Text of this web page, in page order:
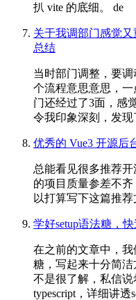
扒 vite 的底细。 de
关于我调部门感觉
总结
当时部门调整，要
个流程意思意思，
门还经过了3面，感
令我印象深刻，发
优秀的 Vue3 开源后
总能看见很多推荐
的项目质量参差不
以打算写下这篇推
学好setup语法糖，
在之前的文章中，我
糖，写起来十分简
不是很了解，私信
typescript，详细讲透